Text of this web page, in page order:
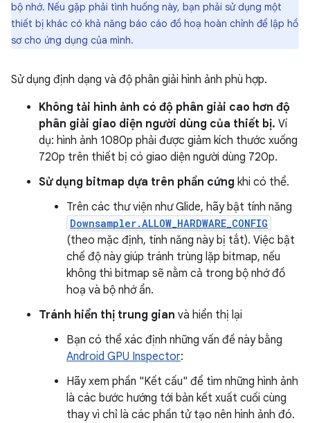
bộ nhớ. Nếu gặp phải tình huống này, bạn phải sử dụng một
thiết bị khác có khả năng báo cáo đồ hoạ hoàn chỉnh để lập hồ
sơ cho ứng dụng của mình.
Sử dụng định dạng và độ phân giải hình ảnh phù hợp.
Không tải hình ảnh có độ phân giải cao hơn độ
phân giải giao diện người dùng của thiết bị. Ví
dụ: hình ảnh 1080p phải được giảm kích thước xuống
720p trên thiết bị có giao diện người dùng 720p.
Sử dụng bitmap dựa trên phần cứng khi có thể.
Trên các thư viện như Glide, hãy bật tính năng
Downsampler.ALLOW_HARDWARE_CONFIG
(theo mặc định, tính năng này bị tắt). Việc bật
chế độ này giúp tránh trùng lặp bitmap, nếu
không thì bitmap sẽ nằm cả trong bộ nhớ đồ
hoạ và bộ nhớ ẩn.
Tránh hiển thị trung gian và hiển thị lại
Bạn có thể xác định những vấn đề này bằng
Android GPU Inspector:
Hãy xem phần "Kết cấu" để tìm những hình ảnh
là các bước hướng tới bản kết xuất cuối cùng
thay vì chỉ là các phần tử tạo nên hình ảnh đó.